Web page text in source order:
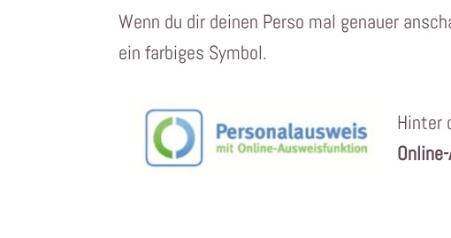
Wenn du dir deinen Perso mal genauer
ein farbiges Symbol.
Hinter